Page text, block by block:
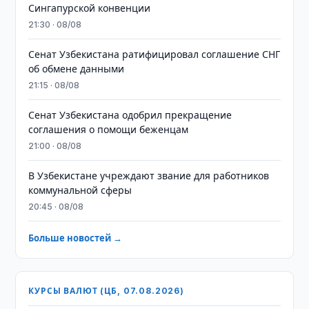
Сингапурской конвенции
21:30 · 08/08
Сенат Узбекистана ратифицировал соглашение СНГ
об обмене данными
21:15 · 08/08
Сенат Узбекистана одобрил прекращение
соглашения о помощи беженцам
21:00 · 08/08
В Узбекистане учреждают звание для работников
коммунальной сферы
20:45 · 08/08
Больше новостей →
КУРСЫ ВАЛЮТ (ЦБ, 07.08.2026)